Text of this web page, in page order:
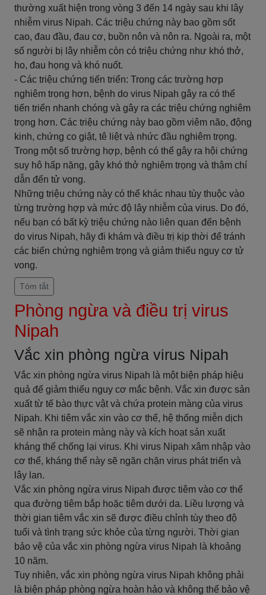
thường xuất hiện trong vòng 3 đến 14 ngày sau khi lây
nhiễm virus Nipah. Các triệu chứng này bao gồm sốt
cao, đau đầu, đau cơ, buồn nôn và nôn ra. Ngoài ra, một
số người bị lây nhiễm còn có triệu chứng như khó thở,
ho, đau họng và khó nuốt.
- Các triệu chứng tiến triển: Trong các trường hợp
nghiêm trọng hơn, bệnh do virus Nipah gây ra có thể
tiến triển nhanh chóng và gây ra các triệu chứng nghiêm
trọng hơn. Các triệu chứng này bao gồm viêm não, động
kinh, chứng co giật, tê liệt và nhức đầu nghiêm trọng.
Trong một số trường hợp, bệnh có thể gây ra hội chứng
suy hô hấp nặng, gây khó thở nghiêm trọng và thậm chí
dẫn đến tử vong.
Những triệu chứng này có thể khác nhau tùy thuộc vào
từng trường hợp và mức độ lây nhiễm của virus. Do đó,
nếu bạn có bất kỳ triệu chứng nào liên quan đến bệnh
do virus Nipah, hãy đi khám và điều trị kịp thời để tránh
các biến chứng nghiêm trọng và giảm thiểu nguy cơ tử
vong.
Tóm tắt
Phòng ngừa và điều trị virus
Nipah
Vắc xin phòng ngừa virus Nipah
Vắc xin phòng ngừa virus Nipah là một biện pháp hiệu
quả để giảm thiểu nguy cơ mắc bệnh. Vắc xin được sản
xuất từ tế bào thực vật và chứa protein màng của virus
Nipah. Khi tiêm vắc xin vào cơ thể, hệ thống miễn dịch
sẽ nhận ra protein màng này và kích hoạt sản xuất
kháng thể chống lại virus. Khi virus Nipah xâm nhập vào
cơ thể, kháng thể này sẽ ngăn chặn virus phát triển và
lây lan.
Vắc xin phòng ngừa virus Nipah được tiêm vào cơ thể
qua đường tiêm bắp hoặc tiêm dưới da. Liều lượng và
thời gian tiêm vắc xin sẽ được điều chỉnh tùy theo độ
tuổi và tình trạng sức khỏe của từng người. Thời gian
bảo vệ của vắc xin phòng ngừa virus Nipah là khoảng
10 năm.
Tuy nhiên, vắc xin phòng ngừa virus Nipah không phải
là biện pháp phòng ngừa hoàn hảo và không thể bảo vệ